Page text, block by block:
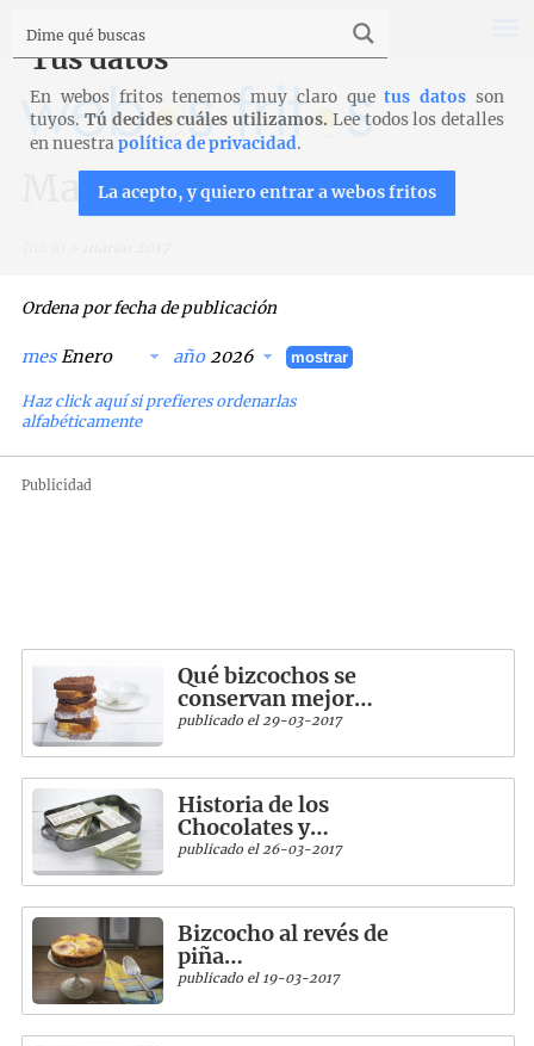
Marzo 2017
Ordena por fecha de publicación
mes año mostrar
Haz click aquí si prefieres ordenarlas
alfabéticamente
Publicidad
Qué bizcochos se
conservan mejor…
publicado el 29-03-2017
Historia de los
Chocolates y…
publicado el 26-03-2017
Bizcocho al revés de
piña…
publicado el 19-03-2017
Tus datos
En webos fritos tenemos muy claro quetus datos son
tuyos. Tú decides cuáles utilizamos. Lee todos los detalles
en nuestrapolítica de privacidad.
La acepto, y quiero entrar a webos fritos